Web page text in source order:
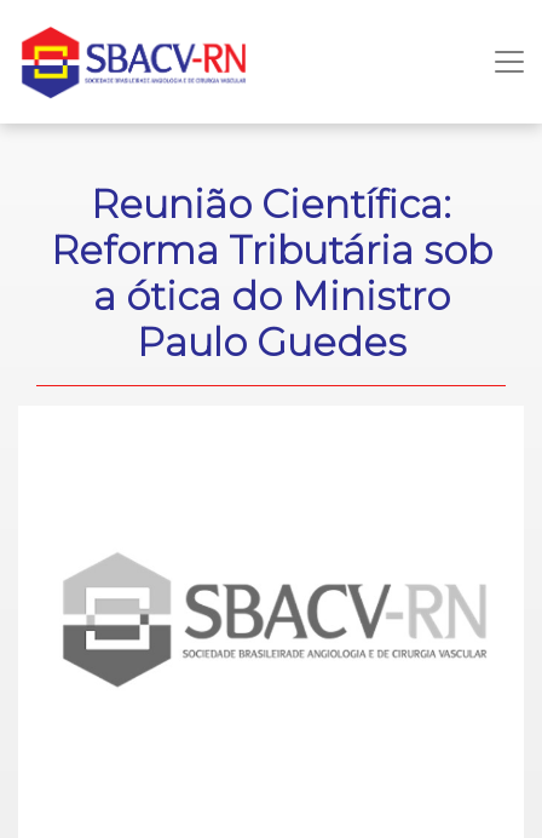
Reunião Científica:
Reforma Tributária sob
a ótica do Ministro
Paulo Guedes